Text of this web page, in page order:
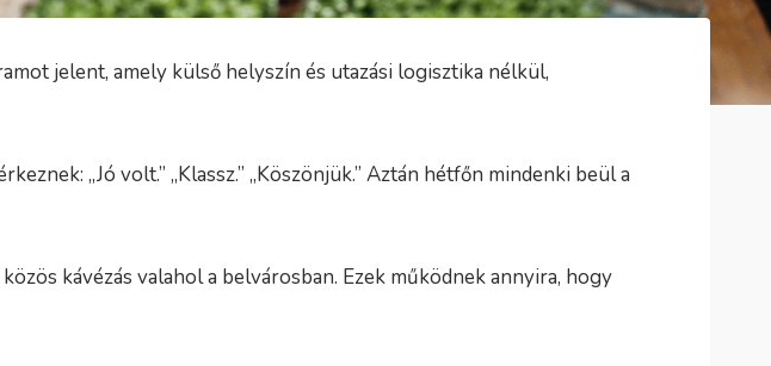
jelent, amely külső helyszín és utazási logisztika nélkül,
„Jó volt.” „Klassz.” „Köszönjük.” Aztán hétfőn mindenki beül a
kávézás valahol a belvárosban. Ezek működnek annyira, hogy